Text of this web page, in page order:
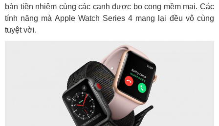
bản tiền nhiệm cùng các cạnh được bo cong mềm mại. Các
tính năng mà Apple Watch Series 4 mang lại đều vô cùng
tuyệt vời.